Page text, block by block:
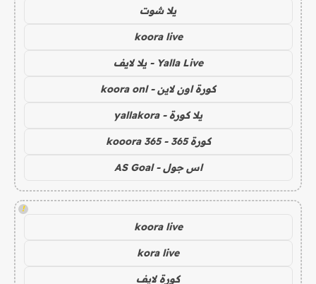
يلا شوت
koora live
Yalla Live - يلا لايف
كورة اون لاين - koora onl
يلا كورة - yallakora
كورة 365 - kooora 365
اس جول - AS Goal
!
koora live
kora live
كورة لايف